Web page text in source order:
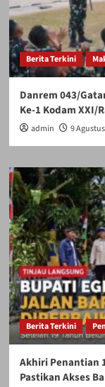
Berita Terkini
Danrem 043/
Ke-1 Kodam XXI/
admin 9
Berita Terkini
Akhiri Penantian
Pastikan Akses